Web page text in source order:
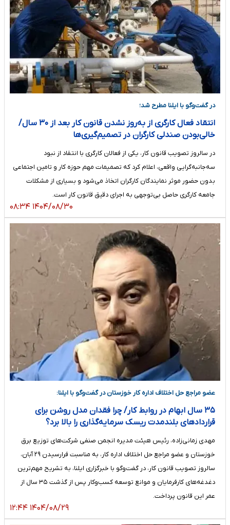
در گفت‌وگو با ایلنا مطرح شد؛
انتقاد فعال کارگری از به‌روز نشدن قانون کار بعد از ۳۰ سال/
خالی‌بودن صندلی کارگران در تصمیم‌گیری‌ها
در سالروز تصویب قانون کار، یکی از فعالان کارگری با انتقاد از نبود
سه‌جانبه‌گرایی واقعی، اعلام کرد که تصمیمات مهم حوزه کار و تامین اجتماعی
بدون حضور موثر نمایندگان کارگران اتخاذ می‌شود و بسیاری از مشکلات
جامعه کارگری حاصل بی‌توجهی به اجرای دقیق قانون کار است.
۱۴۰۴/۰۸/۳۰ ۰۸:۳۴
عضو مراجع حل اختلاف اداره کار خوزستان در گفت‌و‌گو با ایلنا:
۳۵ سال ابهام در روابط کار/ چرا فقدان مدل روشن برای
قراردادهای بلندمدت ریسک سرمایه‌گذاری را بالا برد؟
مهدی زمانی‌زاده، رئیس هیئت مدیره انجمن صنفی شرکت‌های توزیع برق
خوزستان و عضو مراجع حل اختلاف اداره کار، به مناسبت فرارسیدن ۲۹ آبان،
سالروز تصویب قانون کار، در گفت‌وگو با خبرگزاری ایلنا، به تشریح مهم‌ترین
دغدغه‌های کارفرمایان و موانع توسعه کسب‌وکار پس از گذشت ۳۵ سال از
عمر این قانون پرداخت.
۱۴۰۴/۰۸/۲۹ ۱۲:۴۴